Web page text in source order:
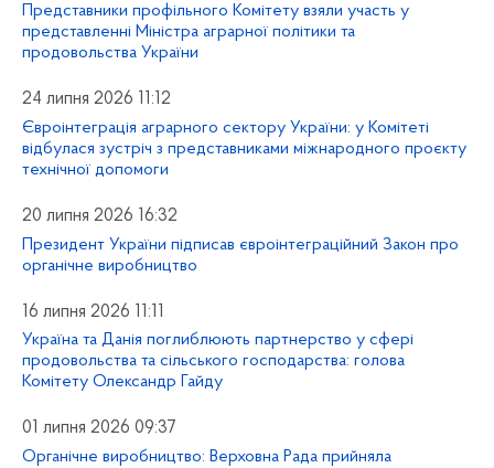
Представники профільного Комітету взяли участь у
представленні Міністра аграрної політики та
продовольства України
24 липня 2026 11:12
Євроінтеграція аграрного сектору України: у Комітеті
відбулася зустріч з представниками міжнародного проєкту
технічної допомоги
20 липня 2026 16:32
Президент України підписав євроінтеграційний Закон про
органічне виробництво
16 липня 2026 11:11
Україна та Данія поглиблюють партнерство у сфері
продовольства та сільського господарства: голова
Комітету Олександр Гайду
01 липня 2026 09:37
Органічне виробництво: Верховна Рада прийняла